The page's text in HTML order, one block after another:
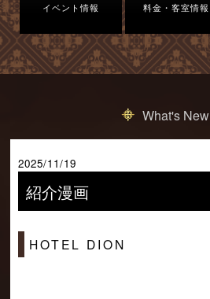
イベント情報 料金・客室情報
What's New
2025/11/19
紹介漫画
HOTEL DION